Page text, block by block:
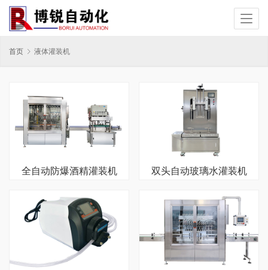
首页 液体灌装机
全自动防爆酒精灌装机 双头自动玻璃水灌装机